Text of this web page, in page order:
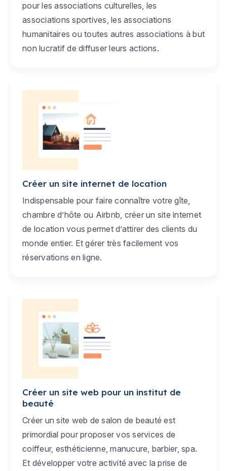
pour les associations culturelles, les
associations sportives, les associations
humanitaires ou toutes autres associations à but
non lucratif de diffuser leurs actions.
Créer un site internet de location
Indispensable pour faire connaître votre gîte,
chambre d’hôte ou Airbnb, créer un site internet
de location vous permet d’attirer des clients du
monde entier. Et gérer très facilement vos
réservations en ligne.
Créer un site web pour un institut de
beauté
Créer un site web de salon de beauté est
primordial pour proposer vos services de
coiffeur, esthéticienne, manucure, barbier, spa.
Et développer votre activité avec la prise de